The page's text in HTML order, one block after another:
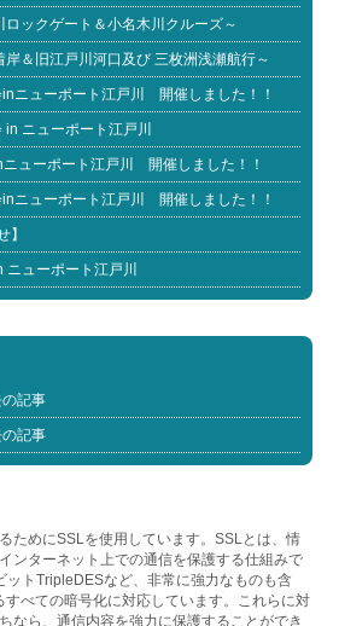
ックゲート＆小名木川クルーズ～
＆旧江戸川河口及び 三枚洲浅瀬航行～
ニューポート江戸川 開催しました！！
ニューポート江戸川
ニューポート江戸川 開催しました！！
ニューポート江戸川 開催しました！！
】
ューポート江戸川
記事
記事
ためにSSLを使用しています。SSLとは、情
ンターネット上での通信を保護する仕組みで
トTripleDESなど、非常に強力なものも含
べての暗号化に対応しています。これらに対
なら、通信内容を強力に保護することができ